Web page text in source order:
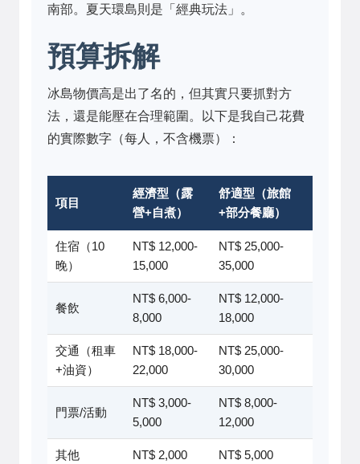
南部。夏天環島則是「經典玩法」。
預算拆解
冰島物價高是出了名的，但其實只要抓對方
法，還是能壓在合理範圍。以下是我自己花費
的實際數字（每人，不含機票）：
項目
經濟型（露
營+自煮）
舒適型（旅館
+部分餐廳）
住宿（10
晚）
NT$ 12,000-
15,000
NT$ 25,000-
35,000
餐飲
NT$ 6,000-
8,000
NT$ 12,000-
18,000
交通（租車
+油資）
NT$ 18,000-
22,000
NT$ 25,000-
30,000
門票/活動
NT$ 3,000-
5,000
NT$ 8,000-
12,000
其他 NT$ 2,000 NT$ 5,000